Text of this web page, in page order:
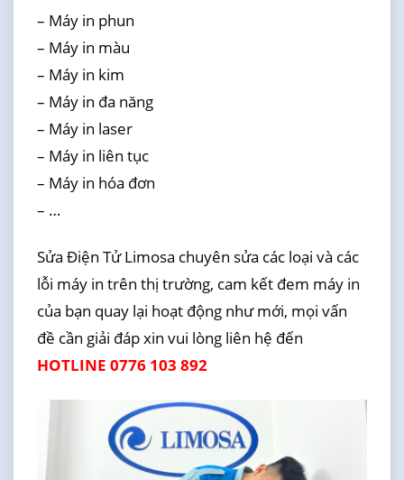
– Máy in phun
– Máy in màu
– Máy in kim
– Máy in đa năng
– Máy in laser
– Máy in liên tục
– Máy in hóa đơn
– …
Sửa Điện Tử Limosa chuyên sửa các loại và các
lỗi máy in trên thị trường, cam kết đem máy in
của bạn quay lại hoạt động như mới, mọi vấn
đề cần giải đáp xin vui lòng liên hệ đến
HOTLINE 0776 103 892